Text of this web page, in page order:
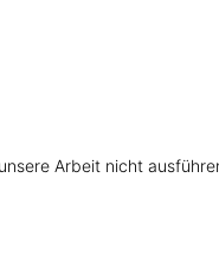
Arbeit nicht